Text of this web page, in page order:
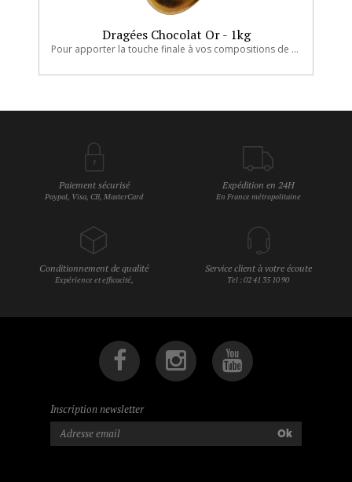
Dragées Chocolat Or - 1kg
Pour apporter la touche finale à vos compositions de ballotins et pâtisseries.
Paiement sécurisé
Paypal, Visa, CB, MasterCard
Expédition en 24H
En France métropolitaine
Conditionnement de qualité
Expérience et efficacité,
Service client à votre écoute
Tel : 02 41 35 10 90
Inscription newsletter
Ok